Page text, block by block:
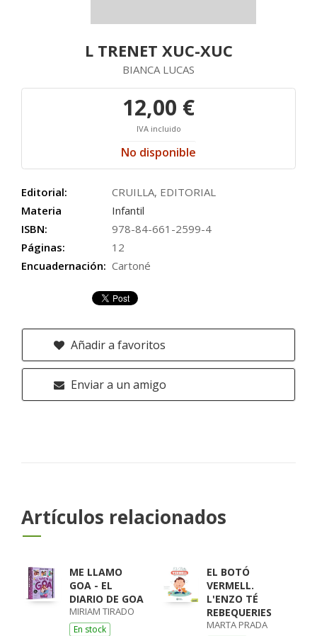
L TRENET XUC-XUC
BIANCA LUCAS
12,00 €
IVA incluido
No disponible
Editorial:
CRUILLA, EDITORIAL
Materia
Infantil
ISBN:
978-84-661-2599-4
Páginas:
12
Encuadernación: Cartoné
Añadir a favoritos
Enviar a un amigo
Artículos relacionados
ME LLAMO
GOA - EL
DIARIO DE GOA
MIRIAM TIRADO
En stock
EL BOTÓ
VERMELL.
L'ENZO TÉ
REBEQUERIES
MARTA PRADA